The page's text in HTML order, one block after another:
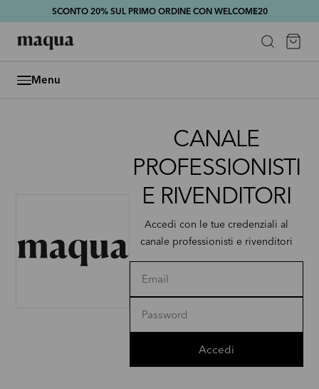
Passa ai contenuti
SCONTO 20% SUL PRIMO ORDINE CON WELCOME20
Cerca
Menu
CANALE
PROFESSIONISTI
E RIVENDITORI
Accedi con le tue credenziali al
canale professionisti e rivenditori
Accedi